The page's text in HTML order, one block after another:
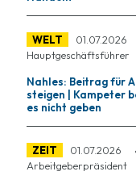
WELT 01.07.2026
Hauptgeschäftsführer
Nahles: Beitrag für
steigen | Kampeter
es nicht geben
ZEIT 01.07.2026
Arbeitgeberpräsident